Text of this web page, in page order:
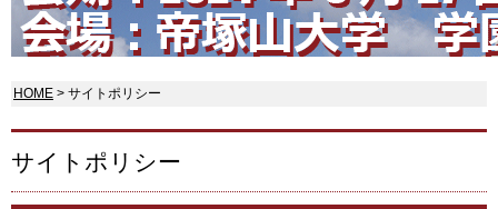
HOME > サイトポリシー
サイトポリシー